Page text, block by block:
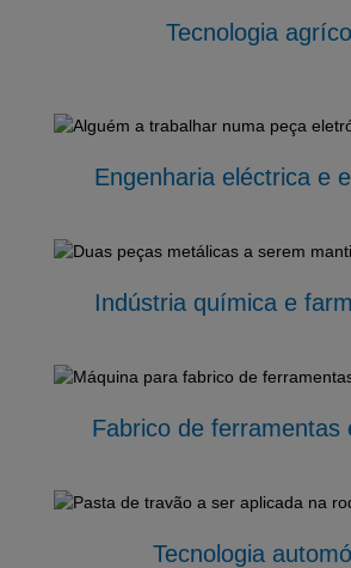
Tecnologia
Engenharia eléctrica e
Indústria química e
Fabrico de ferramentas
Tecnologia